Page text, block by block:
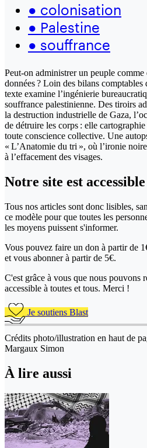
● colonisation
● Palestine
● souffrance
Peut-on administrer un peuple comme
données ? Loin des bilans comptables
texte examine l’ingénierie
souffrance palestinienne. Des tiroirs
la destruction industrielle de Gaza,
de détruire les corps : elle
toute conscience collective. Une
« L’Anatomie du tri », où l’ironie
à l’effacement des visages.
Notre site est accessible
Tous nos articles sont donc lisibles,
ce modèle pour que toutes les
les moyens puissent s'informer.
Vous pouvez faire un don à partir de
et vous abonner à partir de 5€.
C'est grâce à vous que nous pouvons
accessible à toutes et tous. Merci !
Je soutiens Blast
Crédits photo/illustration en haut de
Margaux Simon
À lire aussi